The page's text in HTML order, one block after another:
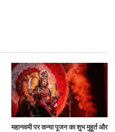
महानवमी पर कन्या पूजन का शुभ मुहूर्त और